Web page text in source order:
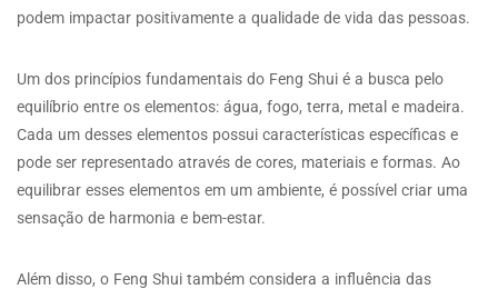
podem impactar positivamente a qualidade de vida das pessoas.
Um dos princípios fundamentais do Feng Shui é a busca pelo
equilíbrio entre os elementos: água, fogo, terra, metal e madeira.
Cada um desses elementos possui características específicas e
pode ser representado através de cores, materiais e formas. Ao
equilibrar esses elementos em um ambiente, é possível criar uma
sensação de harmonia e bem-estar.
Além disso, o Feng Shui também considera a influência das